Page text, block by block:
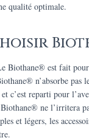
qualité optimale.
Biothane® est fait
n’absorbe pas
c’est reparti pour
ne l’irritera
et légers, les